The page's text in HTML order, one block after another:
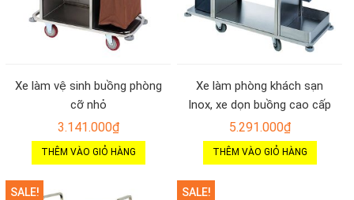
Xe làm vệ sinh buồng phòng
cỡ nhỏ
3.141.000₫
THÊM VÀO GIỎ HÀNG
Xe làm phòng khách sạn
Inox, xe dọn buồng cao cấp
5.291.000₫
THÊM VÀO GIỎ HÀNG
SALE! SALE!